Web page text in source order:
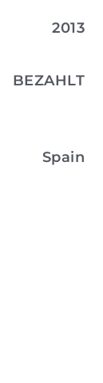
2013
BEZAHLT
Spain